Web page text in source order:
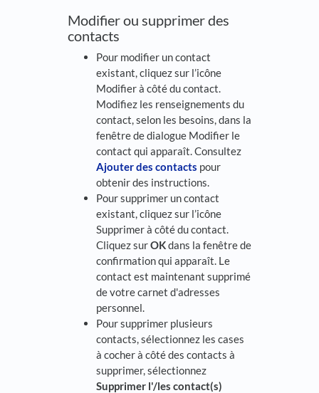
Modifier ou supprimer des
contacts
Pour modifier un contact
existant, cliquez sur l’icône
Modifier à côté du contact.
Modifiez les renseignements du
contact, selon les besoins, dans la
fenêtre de dialogue Modifier le
contact qui apparaît. Consultez
Ajouter des contacts pour
obtenir des instructions.
Pour supprimer un contact
existant, cliquez sur l’icône
Supprimer à côté du contact.
Cliquez surOKdans la fenêtre de
confirmation qui apparaît. Le
contact est maintenant supprimé
de votre carnet d'adresses
personnel.
Pour supprimer plusieurs
contacts, sélectionnez les cases
à cocher à côté des contacts à
supprimer, sélectionnez
Supprimer l'/les contact(s)